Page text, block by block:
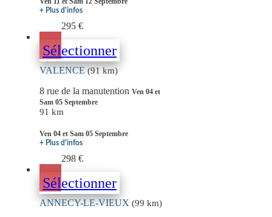
+ Plus d'infos
295 €
Sélectionner
VALENCE(91 km)
8 rue de la manutention Ven 04 et
Sam 05 Septembre
91 km
Ven 04 et Sam 05 Septembre
+ Plus d'infos
298 €
Sélectionner
ANNECY-LE-VIEUX (99 km)